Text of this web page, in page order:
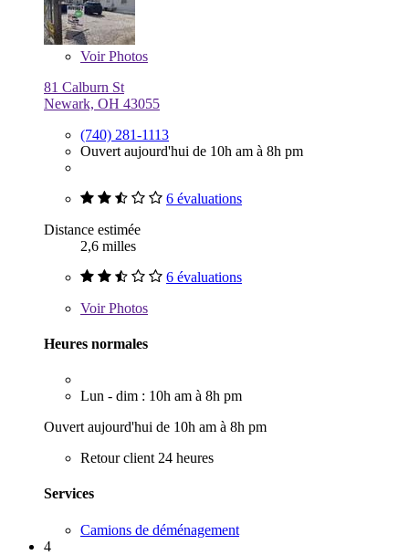
VoirPhotos
81 Calburn St
Newark, OH 43055
(740) 281-1113
Ouvert aujourd'hui de 10h am à 8h pm
6 évaluations
Distance estimée
2,6 milles
6 évaluations
VoirPhotos
Heures normales
Lun - dim : 10h am à 8h pm
Ouvert aujourd'hui de 10h am à 8h pm
Retour client 24 heures
Services
Camions de déménagement
4